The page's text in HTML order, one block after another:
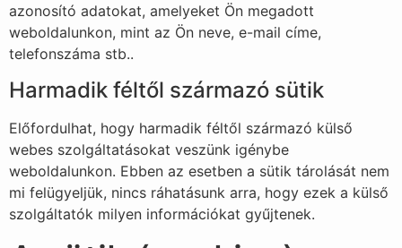
azonosító adatokat, amelyeket Ön megadott
weboldalunkon, mint az Ön neve, e-mail címe,
telefonszáma stb..
Harmadik féltől származó sütik
Előfordulhat, hogy harmadik féltől származó külső
webes szolgáltatásokat veszünk igénybe
weboldalunkon. Ebben az esetben a sütik tárolását nem
mi felügyeljük, nincs ráhatásunk arra, hogy ezek a külső
szolgáltatók milyen információkat gyűjtenek.